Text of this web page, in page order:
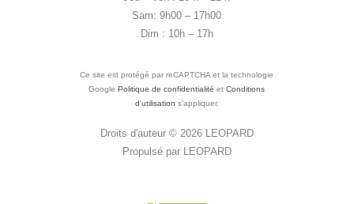
Sam: 9h00 – 17h00
Dim : 10h – 17h
Ce site est protégé par reCAPTCHA et la technologie
GooglePolitique de confidentialité etConditions
d'utilisation s'appliquer.
Droits d'auteur © 2026
LEOPARD
Propulsé par LEOPARD